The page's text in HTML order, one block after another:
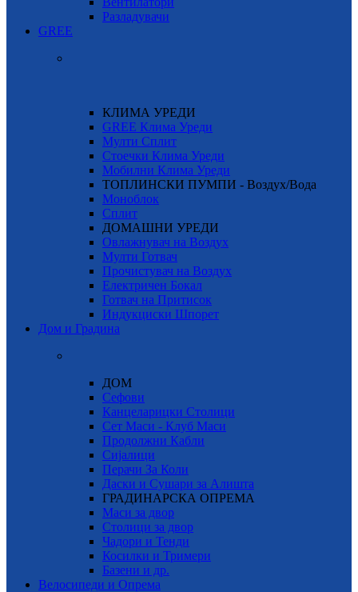
Разладувачи
GREE
КЛИМА УРЕДИ
GREE Клима Уреди
Мулти Сплит
Стоечки Клима Уреди
Мобилни Клима Уреди
ТОПЛИНСКИ ПУМПИ - Воздух/Вода
Моноблок
Сплит
ДОМАШНИ УРЕДИ
Овлажнувач на Воздух
Мулти Готвач
Прочистувач на Воздух
Електричен Бокал
Готвач на Притисок
Индукциски Шпорет
Дом и Градина
ДОМ
Сефови
Канцеларицки Столици
Сет Маси - Клуб Маси
Продолжни Кабли
Сијалици
Перачи За Коли
Даски и Сушари за Алишта
ГРАДИНАРСКА ОПРЕМА
Маси за двор
Столици за двор
Чадори и Тенди
Косилки и Тримери
Базени и др.
Велосипеди и Опрема